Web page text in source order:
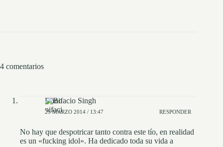
4 comentarios
Bonifacio Singh
25 MARZO 2014 / 13:47 RESPONDER
No hay que despotricar tanto contra este tío, en realidad
es un «fucking idol». Ha dedicado toda su vida a